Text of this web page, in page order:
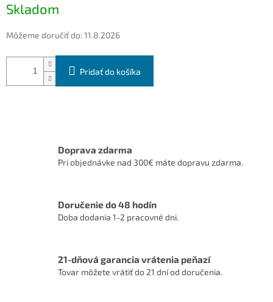
cena:
Skladom
Môžeme doručiť do:11.8.2026
Pridať do košíka
Doprava zdarma
Pri objednávke nad 300€ máte dopravu zdarma.
Doručenie do 48 hodín
Doba dodania 1-2 pracovné dni.
21-dňová garancia vrátenia peňazí
Tovar môžete vrátiť do 21 dní od doručenia.